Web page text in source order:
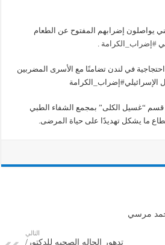
فلسطيني يواصلون إضرابهم المفتوح عن الطعام
# إضراب_الكرامة .
له.. تظاهرة احتجاجية في لندن تضامنًا مع الأسرى المضربين
قسم “غسيل الكلى” بمجمع الشفاء الطبي
ما يشكل تهديدًا على حياة المرضى.
مرسي
التالي
تدهور الحاله الصحيه للدكتور/